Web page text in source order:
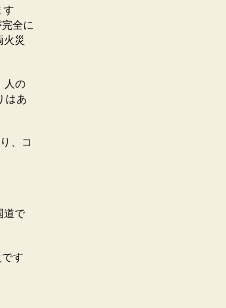
す
全に
災
人の
はあ
、コ
道で
す